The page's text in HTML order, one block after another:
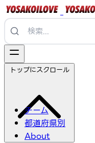
チーム
都道府県別
About
トップにスクロール